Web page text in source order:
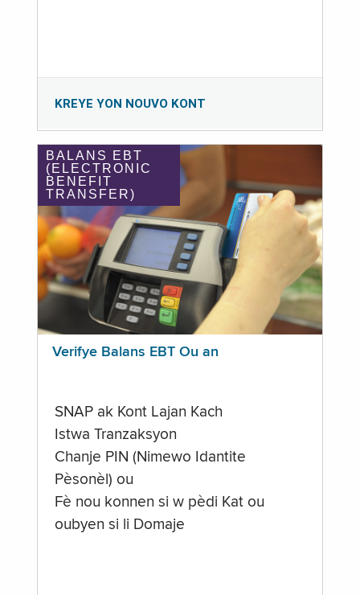
KREYE YON NOUVO KONT
BALANS EBT
(ELECTRONIC
BENEFIT
TRANSFER)
Verifye Balans EBT Ou an
SNAP ak Kont Lajan Kach
Istwa Tranzaksyon
Chanje PIN (Nimewo Idantite
Pèsonèl) ou
Fè nou konnen si w pèdi Kat ou
oubyen si li Domaje